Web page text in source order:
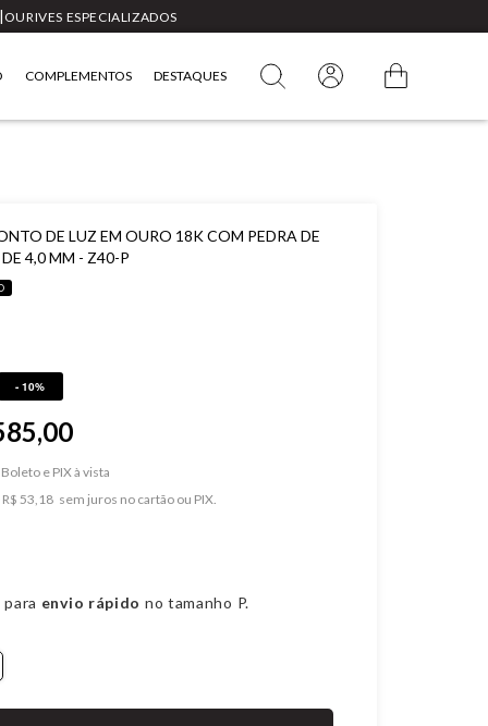
OURIVES ESPECIALIZADOS
COMPLEMENTOS DESTAQUES
DE LUZ EM OURO 18K COM PEDRA DE
4,0 MM - Z40-P
- 10%
e PIX
R$ 53,18
envio rápido no tamanho P.